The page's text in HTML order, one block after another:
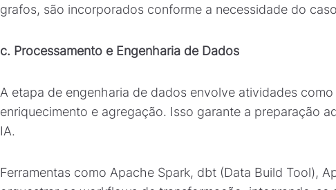
grafos, são incorporados conforme a necessidade do
c. Processamento e Engenharia de Dados
A etapa de engenharia de dados envolve atividades
enriquecimento e agregação. Isso garante a preparação
IA.
Ferramentas como Apache Spark, dbt (Data Build Tool),